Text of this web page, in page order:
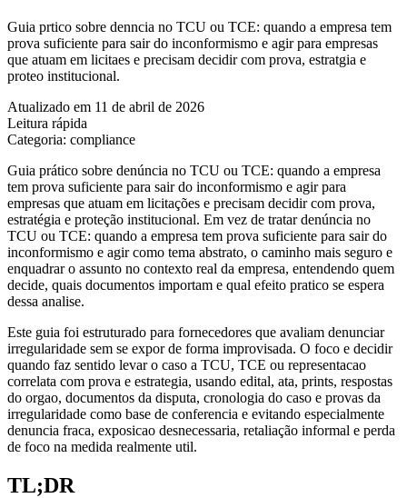
Guia prtico sobre denncia no TCU ou TCE: quando a empresa tem
prova suficiente para sair do inconformismo e agir para empresas
que atuam em licitaes e precisam decidir com prova, estratgia e
proteo institucional.
Atualizado em 11 de abril de 2026
Leitura rápida
Categoria: compliance
Guia prático sobre denúncia no TCU ou TCE: quando a empresa
tem prova suficiente para sair do inconformismo e agir para
empresas que atuam em licitações e precisam decidir com prova,
estratégia e proteção institucional. Em vez de tratar denúncia no
TCU ou TCE: quando a empresa tem prova suficiente para sair do
inconformismo e agir como tema abstrato, o caminho mais seguro e
enquadrar o assunto no contexto real da empresa, entendendo quem
decide, quais documentos importam e qual efeito pratico se espera
dessa analise.
Este guia foi estruturado para fornecedores que avaliam denunciar
irregularidade sem se expor de forma improvisada. O foco e decidir
quando faz sentido levar o caso a TCU, TCE ou representacao
correlata com prova e estrategia, usando edital, ata, prints, respostas
do orgao, documentos da disputa, cronologia do caso e provas da
irregularidade como base de conferencia e evitando especialmente
denuncia fraca, exposicao desnecessaria, retaliação informal e perda
de foco na medida realmente util.
TL;DR